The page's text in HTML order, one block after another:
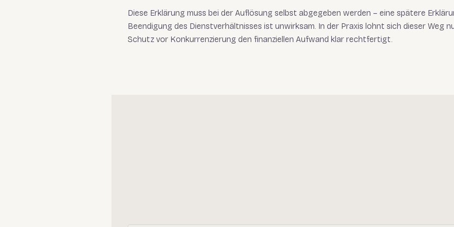
Diese Erklärung muss bei der Auflösung selbst abgegeben werden – eine spätere
Beendigung des Dienstverhältnisses ist unwirksam. In der Praxis lohnt sich dieser Weg
Schutz vor Konkurrenzierung den finanziellen Aufwand klar rechtfertigt.